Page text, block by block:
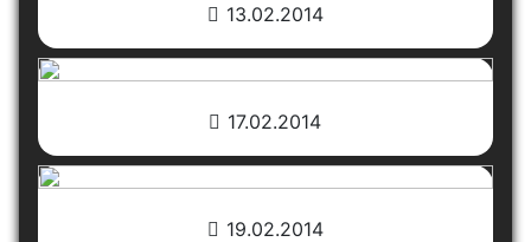
13.02.2014
17.02.2014
19.02.2014